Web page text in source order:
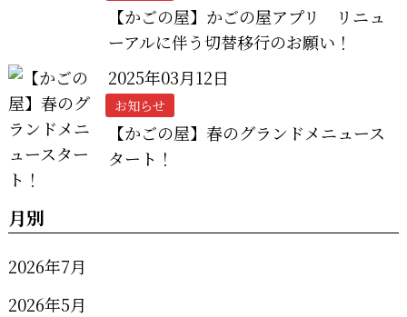
【かごの屋】かごの屋アプリ リニュ
ーアルに伴う切替移行のお願い！
2025年03月12日
お知らせ
【かごの屋】春のグランドメニュース
タート！
月別
2026年7月
2026年5月